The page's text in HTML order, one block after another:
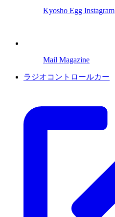
Kyosho Egg Instagram
Mail Magazine
ラジオコントロールカー